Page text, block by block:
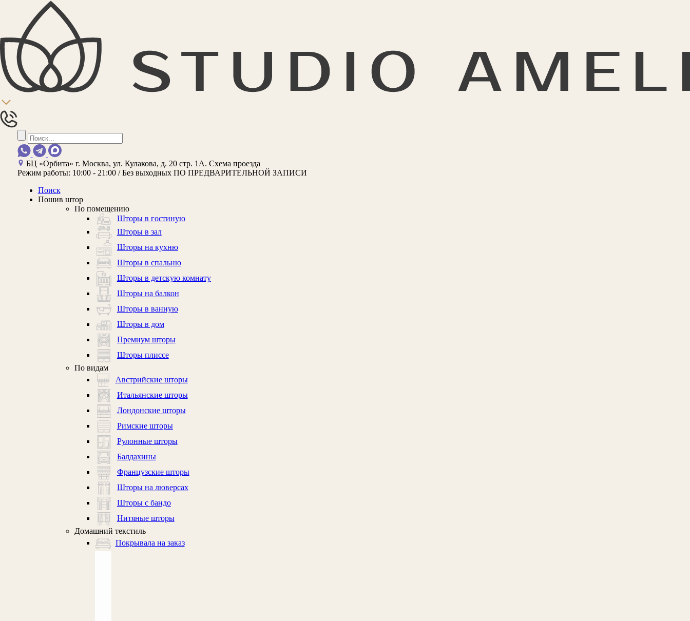
БЦ «Орбита» г. Москва, ул. Кулакова, д. 20 стр. 1А. Схема проезда
Режим работы: 10:00 - 21:00 / Без выходных ПО ПРЕДВАРИТЕЛЬНОЙ ЗАПИСИ
Поиск
Пошив штор
По помещению
Шторы в гостиную
Шторы в зал
Шторы на кухню
Шторы в спальню
Шторы в детскую комнату
Шторы на балкон
Шторы в ванную
Шторы в дом
Премиум шторы
Шторы плиссе
По видам
Австрийские шторы
Итальянские шторы
Лондонские шторы
Римские шторы
Рулонные шторы
Балдахины
Французские шторы
Шторы на люверсах
Шторы с бандо
Нитяные шторы
Домашний текстиль
Покрывала на заказ